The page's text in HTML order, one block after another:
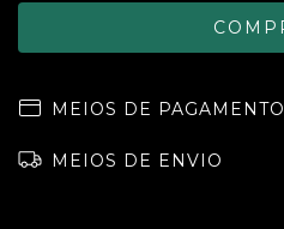
MEIOS DE PAGAMENTO
MEIOS DE ENVIO